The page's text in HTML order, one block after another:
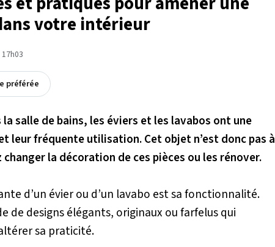
votre intérieur
préférée
salle de bains, les éviers et les lavabos ont une
leur fréquente utilisation.Cet objet n’est donc pas à
la décoration de ces pièces ou les rénover.
d’un évier ou d’un lavabo est sa fonctionnalité.
de designs élégants, originaux ou farfelus qui
sa praticité.